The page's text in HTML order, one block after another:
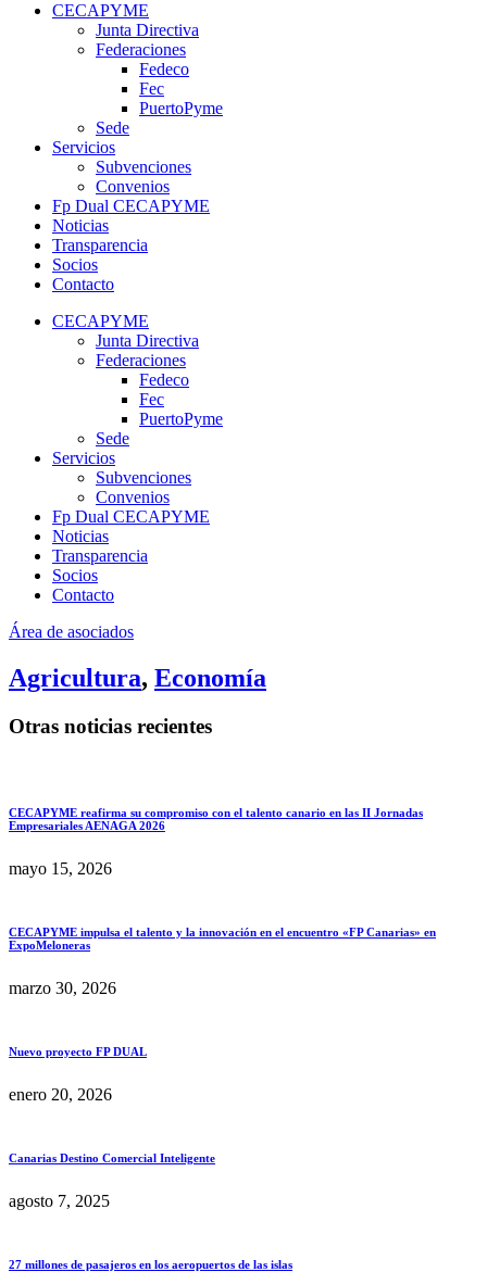
CECAPYME
Junta Directiva
Federaciones
Fedeco
Fec
PuertoPyme
Sede
Servicios
Subvenciones
Convenios
Fp Dual CECAPYME
Noticias
Transparencia
Socios
Contacto
CECAPYME
Junta Directiva
Federaciones
Fedeco
Fec
PuertoPyme
Sede
Servicios
Subvenciones
Convenios
Fp Dual CECAPYME
Noticias
Transparencia
Socios
Contacto
Área de asociados
Agricultura, Economía
Otras noticias recientes
CECAPYME reafirma su compromiso con el talento canario en las II Jornadas
Empresariales AENAGA 2026
mayo 15, 2026
CECAPYME impulsa el talento y la innovación en el encuentro «FP Canarias» en
ExpoMeloneras
marzo 30, 2026
Nuevo proyecto FP DUAL
enero 20, 2026
Canarias Destino Comercial Inteligente
agosto 7, 2025
27 millones de pasajeros en los aeropuertos de las islas